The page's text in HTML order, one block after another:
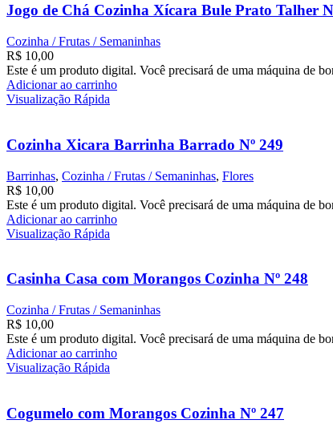
Jogo de Chá Cozinha Xícara Bule Prato Talher
Cozinha / Frutas / Semaninhas
R$ 10,00
Este é um produto digital. Você precisará de uma máquina de
Adicionar ao carrinho
Visualização Rápida
Cozinha Xicara Barrinha Barrado Nº 249
Barrinhas, Cozinha / Frutas / Semaninhas, Flores
R$ 10,00
Este é um produto digital. Você precisará de uma máquina de
Adicionar ao carrinho
Visualização Rápida
Casinha Casa com Morangos Cozinha Nº 248
Cozinha / Frutas / Semaninhas
R$ 10,00
Este é um produto digital. Você precisará de uma máquina de
Adicionar ao carrinho
Visualização Rápida
Cogumelo com Morangos Cozinha Nº 247